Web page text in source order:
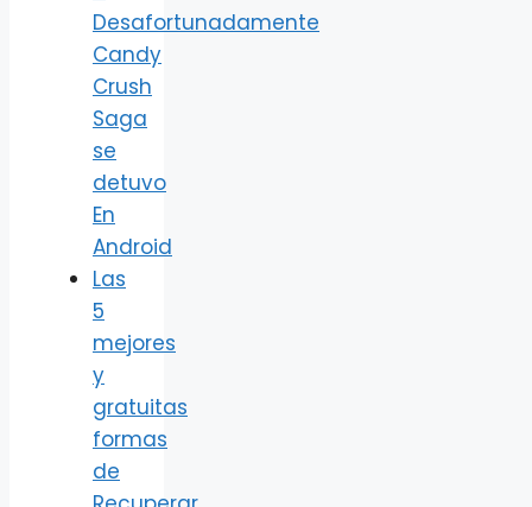
Desafortunadamente
Candy
Crush
Saga
se
detuvo
En
Android
Las
5
mejores
y
gratuitas
formas
de